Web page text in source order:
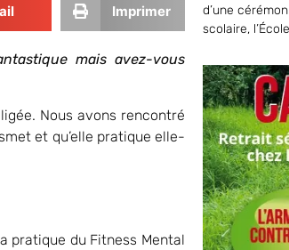
Imprimer
mais avez-vous
Nous avons rencontré
et qu’elle pratique elle-
pratique du Fitness Mental
d’une
scolaire,